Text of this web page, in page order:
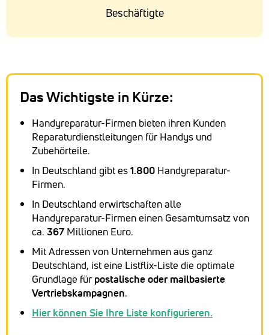
Beschäftigte
Das Wichtigste in Kürze:
Handyreparatur-Firmen bieten ihren Kunden
Reparaturdienstleitungen für Handys und
Zubehörteile.
In Deutschland gibt es1.800 Handyreparatur-
Firmen.
In Deutschland erwirtschaften alle
Handyreparatur-Firmen einen Gesamtumsatz von
ca. 367 Millionen Euro.
Mit Adressen von Unternehmen aus ganz
Deutschland, ist eine Listflix-Liste die optimale
Grundlage für postalische oder mailbasierte
Vertriebskampagnen.
Hier können Sie Ihre Liste konfigurieren.